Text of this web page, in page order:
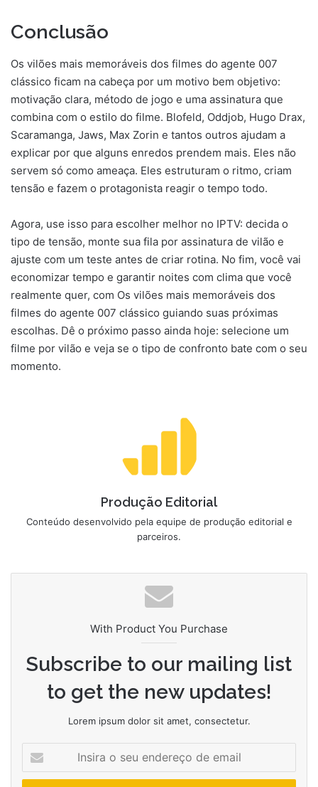
Conclusão
Os vilões mais memoráveis dos filmes do agente 007
clássico ficam na cabeça por um motivo bem objetivo:
motivação clara, método de jogo e uma assinatura que
combina com o estilo do filme. Blofeld, Oddjob, Hugo Drax,
Scaramanga, Jaws, Max Zorin e tantos outros ajudam a
explicar por que alguns enredos prendem mais. Eles não
servem só como ameaça. Eles estruturam o ritmo, criam
tensão e fazem o protagonista reagir o tempo todo.
Agora, use isso para escolher melhor no IPTV: decida o
tipo de tensão, monte sua fila por assinatura de vilão e
ajuste com um teste antes de criar rotina. No fim, você vai
economizar tempo e garantir noites com clima que você
realmente quer, com Os vilões mais memoráveis dos
filmes do agente 007 clássico guiando suas próximas
escolhas. Dê o próximo passo ainda hoje: selecione um
filme por vilão e veja se o tipo de confronto bate com o seu
momento.
Produção Editorial
Conteúdo desenvolvido pela equipe de produção editorial e
parceiros.
With Product You Purchase
Subscribe to our mailing list
to get the new updates!
Lorem ipsum dolor sit amet, consectetur.
seu